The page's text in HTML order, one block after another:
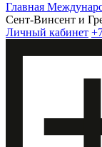
Главная
Сент-Винсент и
Личный кабинет